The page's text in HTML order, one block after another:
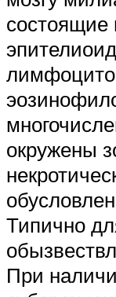
окружены
Типично
При